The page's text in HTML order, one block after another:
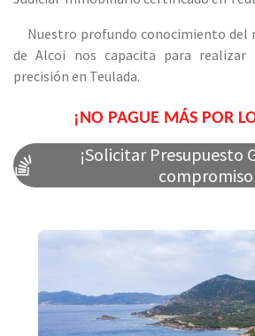
Nuestro profundo conocimiento del
de Alcoi nos capacita para realizar
precisión en Teulada.
¡NO PAGUE MÁS POR
¡Solicitar Presupuesto